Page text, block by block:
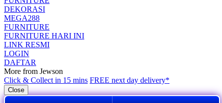
DEKORASI
MEGA288
FURNITURE
FURNITURE HARI INI
LINK RESMI
LOGIN
DAFTAR
More from Jewson
Click & Collect in 15 mins FREE next day delivery*
Close